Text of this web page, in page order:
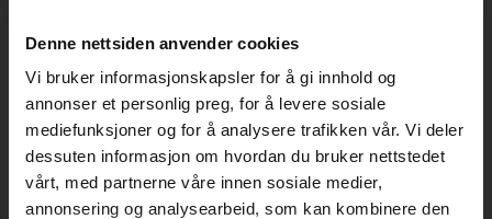
Denne nettsiden anvender cookies
Vi bruker informasjonskapsler for å gi innhold og
annonser et personlig preg, for å levere sosiale
mediefunksjoner og for å analysere trafikken vår. Vi deler
dessuten informasjon om hvordan du bruker nettstedet
vårt, med partnerne våre innen sosiale medier,
annonsering og analysearbeid, som kan kombinere den
å plassere i ulike oppsett.
▪ Utviklet til Senkveld på TV 2 – designet for uformelle
møteplasser
▪ Ryggpute for ekstra komfort – kombinert med stram,
fast form
▪ Designet av Knudsen, Berg & Hindenes – brukt er det